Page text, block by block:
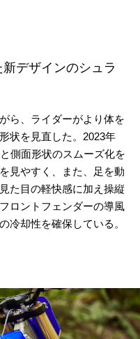
デザインのシュラ
ら、ライダーがより体を
状を見直した。2023年
側面形状のスムーズ化を
見やすく、また、足を動
た目の軽快感に加え操縦
ロントフェンダーの導風
冷却性を確保している。